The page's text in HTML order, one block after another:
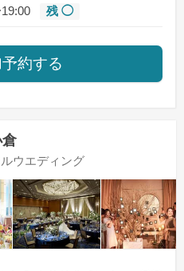
残 ◯
約する
ウエディング